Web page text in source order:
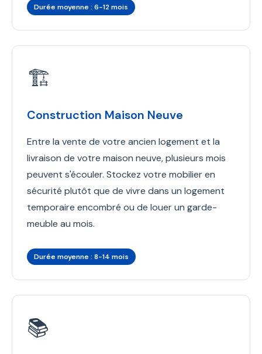
Durée moyenne : 6-12 mois
🏗️
Construction Maison Neuve
Entre la vente de votre ancien logement et la
livraison de votre maison neuve, plusieurs mois
peuvent s'écouler. Stockez votre mobilier en
sécurité plutôt que de vivre dans un logement
temporaire encombré ou de louer un garde-
meuble au mois.
Durée moyenne : 8-14 mois
📚